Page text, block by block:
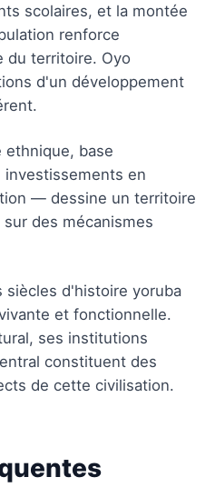
scolaires, et la montée
renforce
du territoire. Oyo
d'un développement
base
en
— dessine un territoire
des mécanismes
siècles d'histoire yoruba
et fonctionnelle.
ses institutions
constituent des
de cette civilisation.